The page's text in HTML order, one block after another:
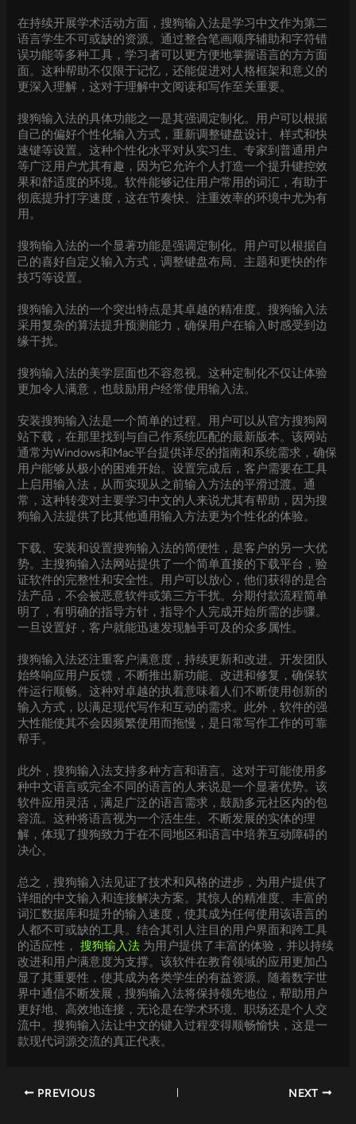
在持续开展学术活动方面，搜狗输入法是学习中文作为第二
语言学生不可或缺的资源。通过整合笔画顺序辅助和字符错
误功能等多种工具，学习者可以更方便地掌握语言的方方面
面。这种帮助不仅限于记忆，还能促进对人格框架和意义的
更深入理解，这对于理解中文阅读和写作至关重要。
搜狗输入法的具体功能之一是其强调定制化。用户可以根据
自己的偏好个性化输入方式，重新调整键盘设计、样式和快
速键等设置。这种个性化水平对从实习生、专家到普通用户
等广泛用户尤其有趣，因为它允许个人打造一个提升键控效
果和舒适度的环境。软件能够记住用户常用的词汇，有助于
彻底提升打字速度，这在节奏快、注重效率的环境中尤为有
用。
搜狗输入法的一个显著功能是强调定制化。用户可以根据自
己的喜好自定义输入方式，调整键盘布局、主题和更快的作
技巧等设置。
搜狗输入法的一个突出特点是其卓越的精准度。搜狗输入法
采用复杂的算法提升预测能力，确保用户在输入时感受到边
缘干扰。
搜狗输入法的美学层面也不容忽视。这种定制化不仅让体验
更加令人满意，也鼓励用户经常使用输入法。
安装搜狗输入法是一个简单的过程。用户可以从官方搜狗网
站下载，在那里找到与自己作系统匹配的最新版本。该网站
通常为Windows和Mac平台提供详尽的指南和系统需求，确保
用户能够从极小的困难开始。设置完成后，客户需要在工具
上启用输入法，从而实现从之前输入方法的平滑过渡。通
常，这种转变对主要学习中文的人来说尤其有帮助，因为搜
狗输入法提供了比其他通用输入方法更为个性化的体验。
下载、安装和设置搜狗输入法的简便性，是客户的另一大优
势。主搜狗输入法网站提供了一个简单直接的下载平台，验
证软件的完整性和安全性。用户可以放心，他们获得的是合
法产品，不会被恶意软件或第三方干扰。分期付款流程简单
明了，有明确的指导方针，指导个人完成开始所需的步骤。
一旦设置好，客户就能迅速发现触手可及的众多属性。
搜狗输入法还注重客户满意度，持续更新和改进。开发团队
始终响应用户反馈，不断推出新功能、改进和修复，确保软
件运行顺畅。这种对卓越的执着意味着人们不断使用创新的
输入方式，以满足现代写作和互动的需求。此外，软件的强
大性能使其不会因频繁使用而拖慢，是日常写作工作的可靠
帮手。
此外，搜狗输入法支持多种方言和语言。这对于可能使用多
种中文语言或完全不同的语言的人来说是一个显著优势。该
软件应用灵活，满足广泛的语言需求，鼓励多元社区内的包
容流。这种将语言视为一个活生生、不断发展的实体的理
解，体现了搜狗致力于在不同地区和语言中培养互动障碍的
决心。
总之，搜狗输入法见证了技术和风格的进步，为用户提供了
详细的中文输入和连接解决方案。其惊人的精准度、丰富的
词汇数据库和提升的输入速度，使其成为任何使用该语言的
人都不可或缺的工具。结合其引人注目的用户界面和跨工具
的适应性，搜狗输入法 为用户提供了丰富的体验，并以持续
改进和用户满意度为支撑。该软件在教育领域的应用更加凸
显了其重要性，使其成为各类学生的有益资源。随着数字世
界中通信不断发展，搜狗输入法将保持领先地位，帮助用户
更好地、高效地连接，无论是在学术环境、职场还是个人交
流中。搜狗输入法让中文的键入过程变得顺畅愉快，这是一
款现代词源交流的真正代表。
PREVIOUS NEXT